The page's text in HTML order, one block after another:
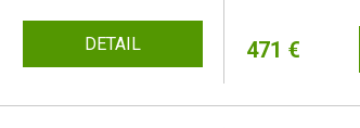
DETAIL 471 €